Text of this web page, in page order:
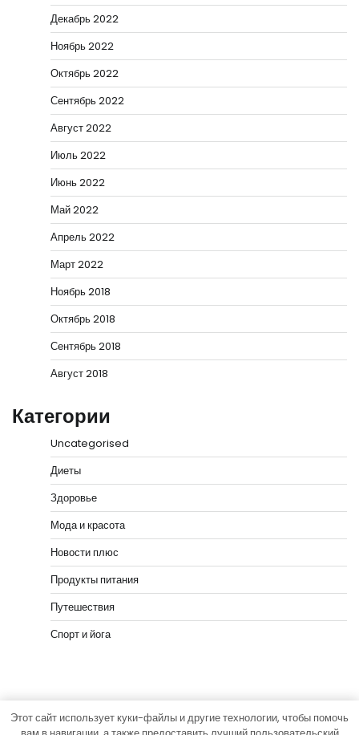
Декабрь 2022
Ноябрь 2022
Октябрь 2022
Сентябрь 2022
Август 2022
Июль 2022
Июнь 2022
Май 2022
Апрель 2022
Март 2022
Ноябрь 2018
Октябрь 2018
Сентябрь 2018
Август 2018
Категории
Uncategorised
Диеты
Здоровье
Мода и красота
Новости плюс
Продукты питания
Путешествия
Спорт и йога
Copyright © 2026vip-hata.ruТема News Bank от
Этот сайт использует куки-файлы и другие технологии, чтобы помочь